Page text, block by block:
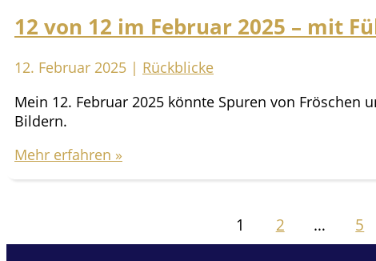
März
Schnüff,
nies
…
12 von 12 im Februar 2025 – mit
12. Februar 2025 | Rückblicke
Mein 12. Februar 2025 könnte Spuren von Fröschen
Bildern.
12
2025
Mehr erfahren »
1 2 … 5